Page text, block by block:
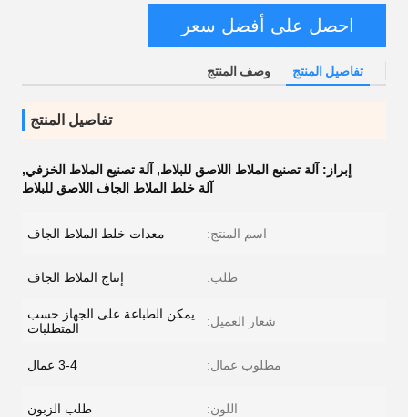
احصل على أفضل سعر
تفاصيل المنتج وصف المنتج
تفاصيل المنتج
إبراز: آلة تصنيع الملاط اللاصق للبلاط, آلة تصنيع الملاط الخزفي,
آلة خلط الملاط الجاف اللاصق للبلاط
اسم المنتج: معدات خلط الملاط الجاف
طلب: إنتاج الملاط الجاف
شعار العميل:
يمكن الطباعة على الجهاز حسب
المتطلبات
مطلوب عمال: 3-4 عمال
اللون: طلب الزبون